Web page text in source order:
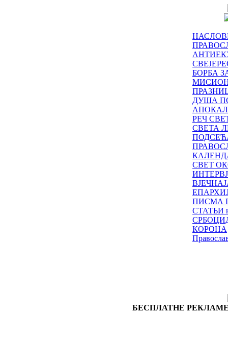
БОРБА
ДУША
РЕЧ
СВЕТА
СВЕТ
ПИСМА
СТАТЬИ
КОРОНА
БЕСПЛАТНЕ